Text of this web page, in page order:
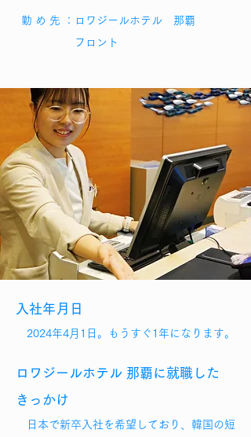
勤 め 先 ：ロワジールホテル 那覇
フロント
入社年月日
2024年4月1日。 もうすぐ1年になります。
ロワジールホテル 那覇に就職した
きっかけ
日本で新卒入社を希望しており、韓国の短